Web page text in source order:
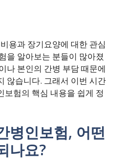
용과 장기요양에 대한 관심
을 알아보는 분들이 많아졌
나 본인의 간병 부담 때문에
않습니다. 그래서 이번 시간
보험의 핵심 내용을 쉽게 정
병인보험, 어떤
나요?